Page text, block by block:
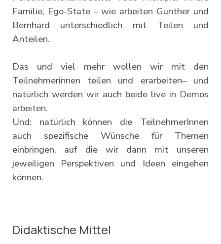
Familie, Ego-State – wie arbeiten Gunther und
Bernhard unterschiedlich mit Teilen und
Anteilen.
Das und viel mehr wollen wir mit den
Teilnehmerinnen teilen und erarbeiten– und
natürlich werden wir auch beide live in Demos
arbeiten.
Und: natürlich können die TeilnehmerInnen
auch spezifische Wünsche für Themen
einbringen, auf die wir dann mit unseren
jeweiligen Perspektiven und Ideen eingehen
können.
Didaktische Mittel